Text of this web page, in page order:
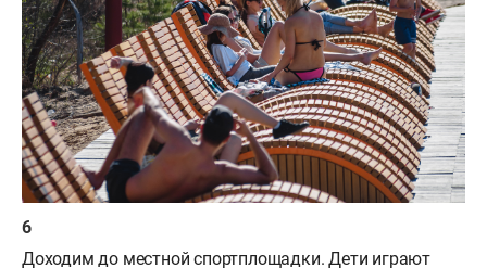
Доходим до местной спортплощадки. Дети играют